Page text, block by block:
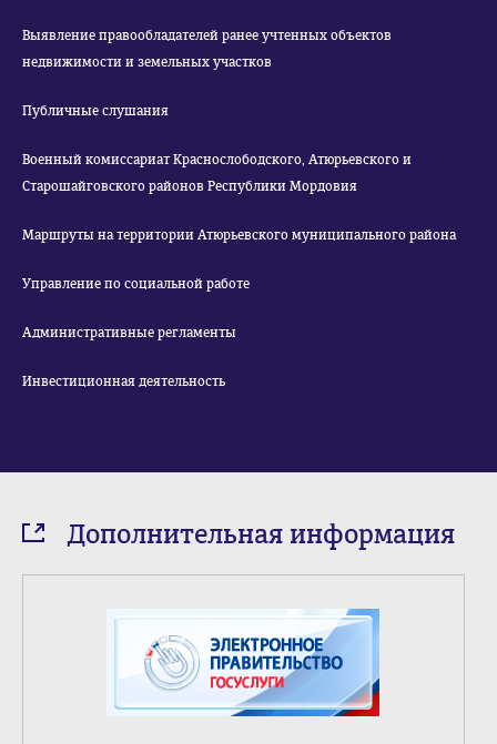
Выявление правообладателей ранее учтенных объектов
недвижимости и земельных участков
Публичные слушания
Военный комиссариат Краснослободского, Атюрьевского и
Старошайговского районов Республики Мордовия
Маршруты на территории Атюрьевского муниципального района
Управление по социальной работе
Административные регламенты
Инвестиционная деятельность
Дополнительная информация